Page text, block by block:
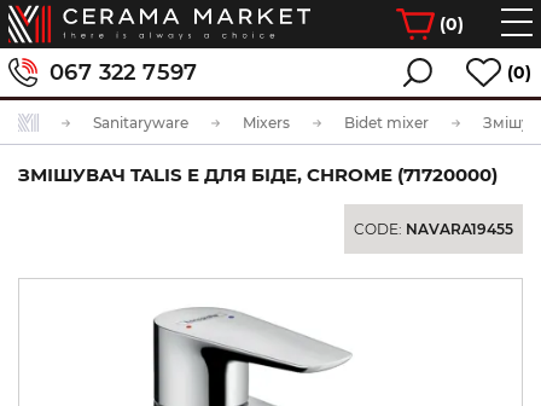
(0)
067 322 7597 (0)
Sanitaryware Mixers Bidet mixer
ЗМІШУВАЧ TALIS E ДЛЯ БІДЕ, CHROME (71720000)
CODE: NAVARA19455